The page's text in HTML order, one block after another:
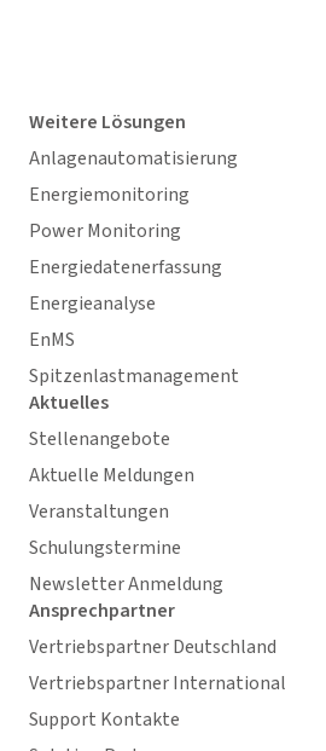
Weitere Lösungen
Anlagenautomatisierung
Energiemonitoring
Power Monitoring
Energiedatenerfassung
Energieanalyse
EnMS
Spitzenlastmanagement
Aktuelles
Stellenangebote
Aktuelle Meldungen
Veranstaltungen
Schulungstermine
Newsletter Anmeldung
Ansprechpartner
Vertriebspartner Deutschland
Vertriebspartner International
Support Kontakte